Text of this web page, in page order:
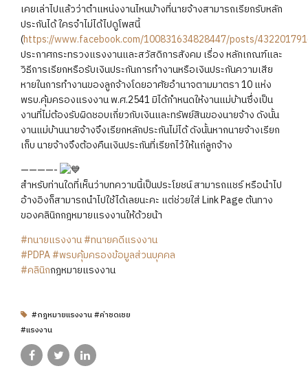
เคยเล่าไปแล้วว่าตำแหน่งงานไหนบ้างที่นายจ้างสามารถเรียกรับหลัก
ประกันได้ ใครจำไม่ได้ไปดูโพสนี้
(https://www.facebook.com/100831634828447/posts/
ประกาศกระทรวงแรงงานและสวัสดิการสังคม เรื่อง หลักเกณฑ์และ
วิธีการเรียกหรือรับเงินประกันการทำงานหรือเงินประกันความเสีย
หายในการทำงานของลูกจ้างโดยอาศัยอำนาจตามมาตรา 10 แห่ง
พรบ.คุ้มครองแรงงาน พ.ศ.2541 มิได้กำหนดให้งานแม่บ้านซึ่งเป็น
งานที่ไม่ต้องรับผิดชอบเกี่ยวกับเงินและทรัพย์สินของนายจ้าง ดังนั้น
งานแม่บ้านนายจ้างจึงเรียกหลักประกันไม่ได้ ดังนั้นหากนายจ้างเรียก
เก็บ นายจ้างจึงต้องคืนเงินประกันที่เรียกไว้ให้แก่ลูกจ้าง
————-
สำหรับท่านใดที่เห็นว่าบทความนี้เป็นประโยชน์ สามารถแชร์ หรือนำไป
อ้างอิงก็สามารถนำไปใช้ได้เลยนะคะ แต่ช่วยใส่ Link Page ต้นทาง
ของคลินิกกฎหมายแรงงานให้ด้วยน้า
#ทนายแรงงาน#ทนายคดีแรงงาน
#PDPA#พรบคุ้มครองข้อมูลส่วนบุคคล
#คลินิก​กฎหมาย​แรงงาน
#กฎหมายแรงงาน #ค่าชดเชย
#แรงงาน